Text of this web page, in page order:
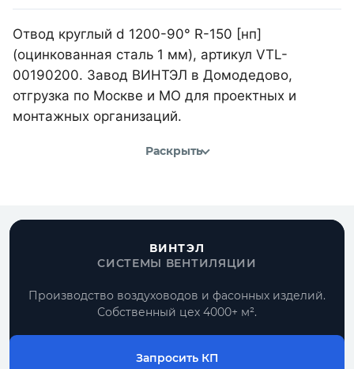
Отвод круглый d 1200-90° R-150 [нп]
(оцинкованная сталь 1 мм), артикул VTL-
00190200. Завод ВИНТЭЛ в Домодедово,
отгрузка по Москве и МО для проектных и
монтажных организаций.
Раскрыть
ВИНТЭЛ
СИСТЕМЫ ВЕНТИЛЯЦИИ
Производство воздуховодов и фасонных изделий.
Собственный цех 4000+ м².
Запросить КП